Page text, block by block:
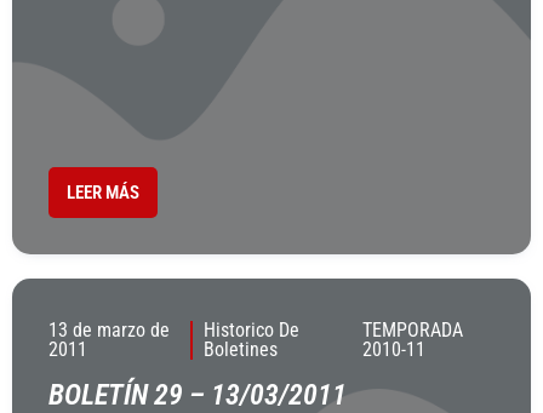
LEER MÁS
13 de marzo de
2011
Historico De
Boletines
TEMPORADA
2010-11
BOLETÍN 29 – 13/03/2011